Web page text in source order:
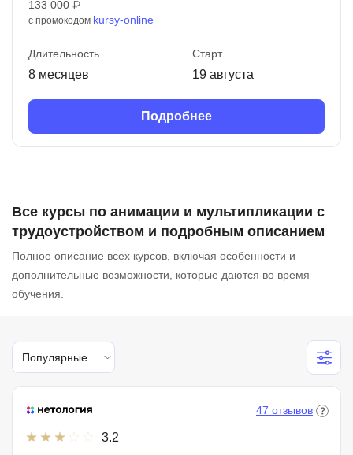
133 000 ₽
с промокодом kursy-online
Длительность
8 месяцев
Старт
19 августа
Подробнее
Все курсы по анимации и мультипликации с
трудоустройством и подробным описанием
Полное описание всех курсов, включая особенности и
дополнительные возможности, которые даются во время
обучения.
Популярные
3.2
47 отзывов